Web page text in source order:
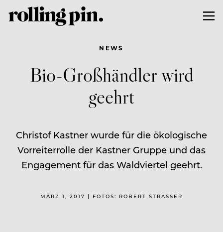
NEWS
Bio-Großhändler wird
geehrt
Christof Kastner wurde für die ökologische
Vorreiterrolle der Kastner Gruppe und das
Engagement für das Waldviertel geehrt.
MÄRZ 1, 2017 | FOTOS: ROBERT STRASSER